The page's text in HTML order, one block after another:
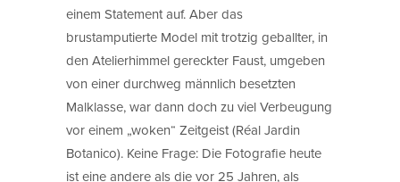
einem Statement auf. Aber das
brustamputierte Model mit trotzig geballter, in
den Atelierhimmel gereckter Faust, umgeben
von einer durchweg männlich besetzten
Malklasse, war dann doch zu viel Verbeugung
vor einem „woken“ Zeitgeist (Réal Jardin
Botanico). Keine Frage: Die Fotografie heute
ist eine andere als die vor 25 Jahren, als